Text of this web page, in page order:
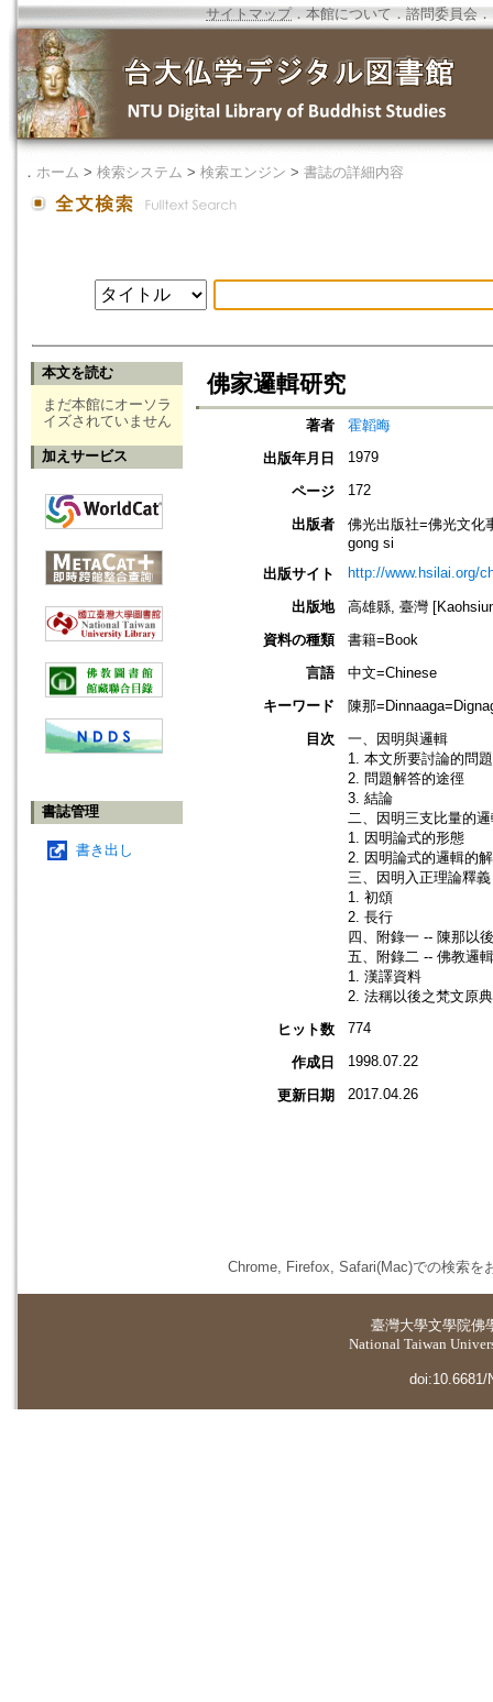
サイトマップ．本館について ． 諮問委員会 ．
． ホーム > 検索システム > 検索エンジン > 書誌の詳細内容
本文を読む
まだ本館にオーソラ
イズされていません
加えサービス
書誌管理
書き出し
佛家邏輯研究
著者
霍韜晦
出版年月日
1979
ページ 172
出版者
佛光出版社=佛光文化
gong si
出版サイト
http://www.hsilai.org/
出版地
高雄縣, 臺灣
資料の種類
書籍=Book
言語
中文=Chinese
キーワード
陳那
目次
一、因明與邏輯
1. 本文所要討論的問題
2. 問題解答的途徑
3. 結論
二、因明三支比量的
1. 因明論式的形態
2. 因明論式的邏輯的
三、因明入正理論釋義
1. 初頌
2. 長行
四、附錄一 -- 陳那以
五、附錄二 -- 佛教邏
1. 漢譯資料
2. 法稱以後之梵文原
ヒット数
774
作成日 1998.07.22
更新日期 2017.04.26
Chrome, Firefox, Safari(Mac)での検索を
臺灣大學文學院佛
National Taiwan
doi:10.6681/